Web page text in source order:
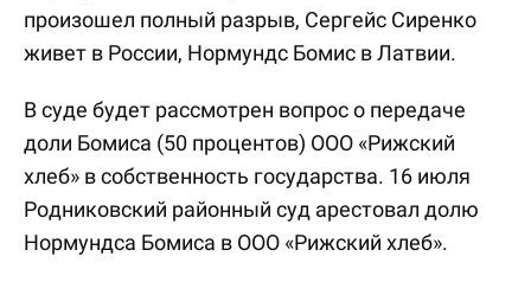
произошел полный разрыв, Сергейс Сиренко
живет в России, Нормундс Бомис в Латвии.
В суде будет рассмотрен вопрос о передаче
доли Бомиса (50 процентов) ООО «Рижский
хлеб» в собственность государства. 16 июля
Родниковский районный суд арестовал долю
Нормундса Бомиса в ООО «Рижский хлеб».